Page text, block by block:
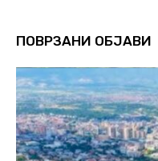
ПОВРЗАНИ ОБЈАВИ